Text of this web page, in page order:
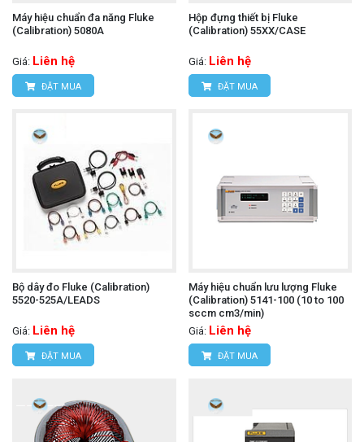
Máy hiệu chuẩn đa năng Fluke
(Calibration) 5080A
Giá: Liên hệ
ĐẶT MUA
Hộp đựng thiết bị Fluke
(Calibration) 55XX/CASE
Giá: Liên hệ
ĐẶT MUA
Bộ dây đo Fluke (Calibration)
5520-525A/LEADS
Giá: Liên hệ
ĐẶT MUA
Máy hiệu chuẩn lưu lượng Fluke
(Calibration) 5141-100 (10 to 100
sccm cm3/min)
Giá: Liên hệ
ĐẶT MUA